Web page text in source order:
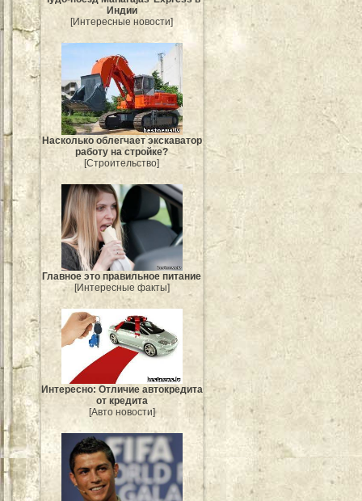
Индии
[Интересные новости]
Насколько облегчает экскаватор
работу на стройке?
[Строительство]
Главное это правильное питание
[Интересные факты]
Интересно: Отличие автокредита
от кредита
[Авто новости]